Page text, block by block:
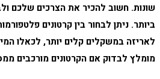
שונות. חשוב להכיר את הצרכים שלכם
ביותר. ניתן לבחור בין קרטונים
לאריזה במשקלים קלים יותר, לכאלו
מומלץ לבדוק אם הקרטונים מורכבים